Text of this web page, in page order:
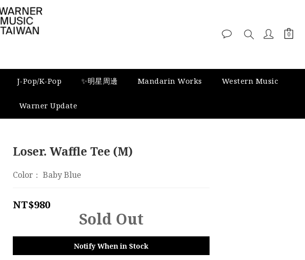
J-Pop/K-Pop ✨明星周邊 Mandarin Works Western Music
Warner Update
Loser. Waffle Tee (M)
Color： Baby Blue
NT$980
Sold Out
Notify When in Stock